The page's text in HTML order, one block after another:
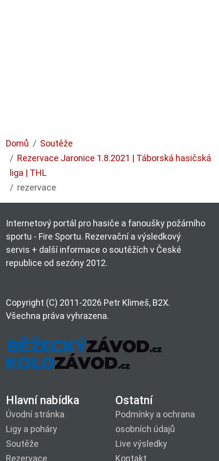
Domů
Soutěže
Rezervace Jaronice 1.8.2021 | Táborská hasičská
liga | THL
rezervace
Internetový portál pro hasiče a fanoušky požárního
sportu - Fire Sportu. Rezervační a výsledkový
servis + další informace o soutěžích v České
republice od sezóny 2012.
Copyright (C) 2011-2026 Petr Klimeš, B2X.
Všechna práva vyhrazena.
Hlavní nabídka
Úvodní stránka
Ligy a poháry
Soutěže
Rezervace
Ostatní
Podmínky a ochrana
osobních údajů
Live výsledky
Kontakt